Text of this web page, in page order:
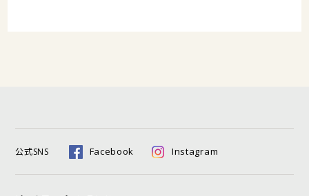
公式SNS Facebook Instagram